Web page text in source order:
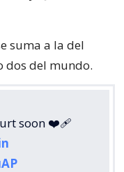
suma a la del
dos del mundo.
soon ❤️‍🩹